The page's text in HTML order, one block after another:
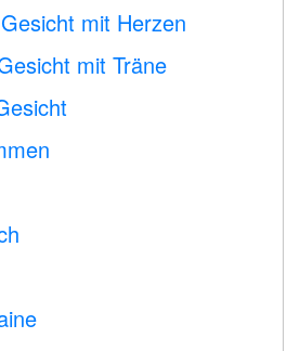
mit Herzen
mit Träne